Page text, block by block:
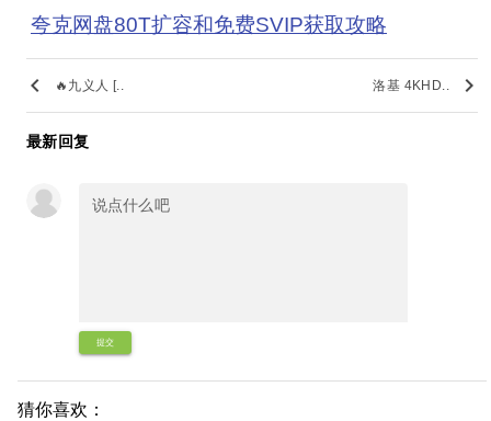
夸克网盘80T扩容和免费SVIP获取攻略
keyboard_arrow_left 🔥九义人 [.. 洛基 4KHD.. keyboard_arrow_right
最新回复
提交
猜你喜欢：